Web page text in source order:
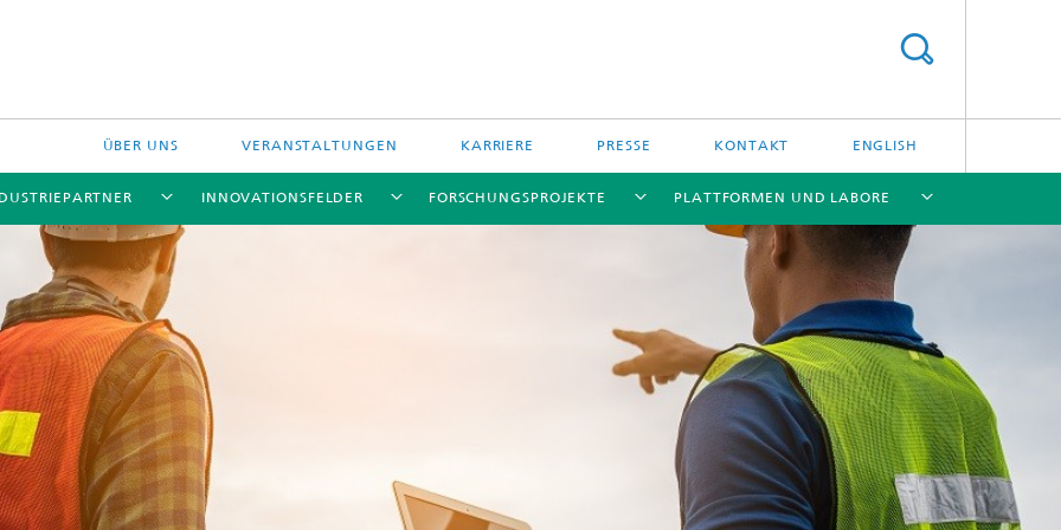
ÜBER UNS VERANSTALTUNGEN KARRIERE PRESSE KONTAKT ENGLISH
INNOVATIONSFELDER FORSCHUNGSPROJEKTE PLATTFORMEN UND LABORE